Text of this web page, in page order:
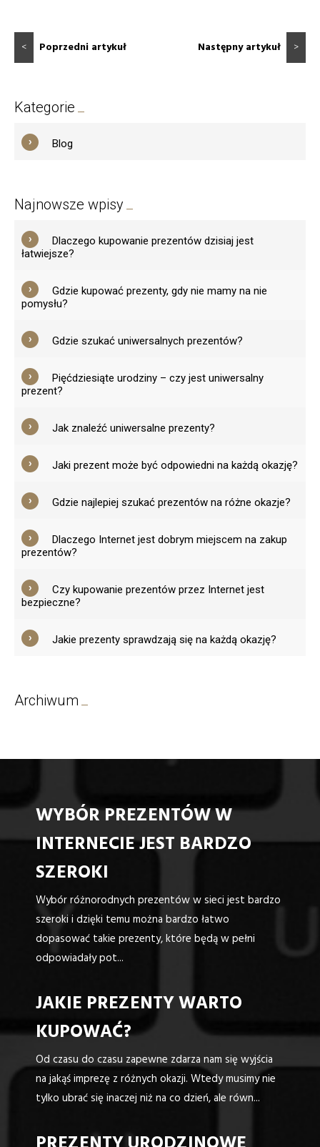
< Poprzedni artykuł Następny artykuł >
Kategorie
Blog
Najnowsze wpisy
Dlaczego kupowanie prezentów dzisiaj jest
łatwiejsze?
Gdzie kupować prezenty, gdy nie mamy na nie
pomysłu?
Gdzie szukać uniwersalnych prezentów?
Pięćdziesiąte urodziny – czy jest uniwersalny
prezent?
Jak znaleźć uniwersalne prezenty?
Jaki prezent może być odpowiedni na każdą okazję?
Gdzie najlepiej szukać prezentów na różne okazje?
Dlaczego Internet jest dobrym miejscem na zakup
prezentów?
Czy kupowanie prezentów przez Internet jest
bezpieczne?
Jakie prezenty sprawdzają się na każdą okazję?
Archiwum
WYBÓR PREZENTÓW W
INTERNECIE JEST BARDZO
SZEROKI
Wybór różnorodnych prezentów w sieci jest bardzo
szeroki i dzięki temu można bardzo łatwo
dopasować takie prezenty, które będą w pełni
odpowiadały pot...
JAKIE PREZENTY WARTO
KUPOWAĆ?
Od czasu do czasu zapewne zdarza nam się wyjścia
na jakąś imprezę z różnych okazji. Wtedy musimy nie
tylko ubrać się inaczej niż na co dzień, ale równ...